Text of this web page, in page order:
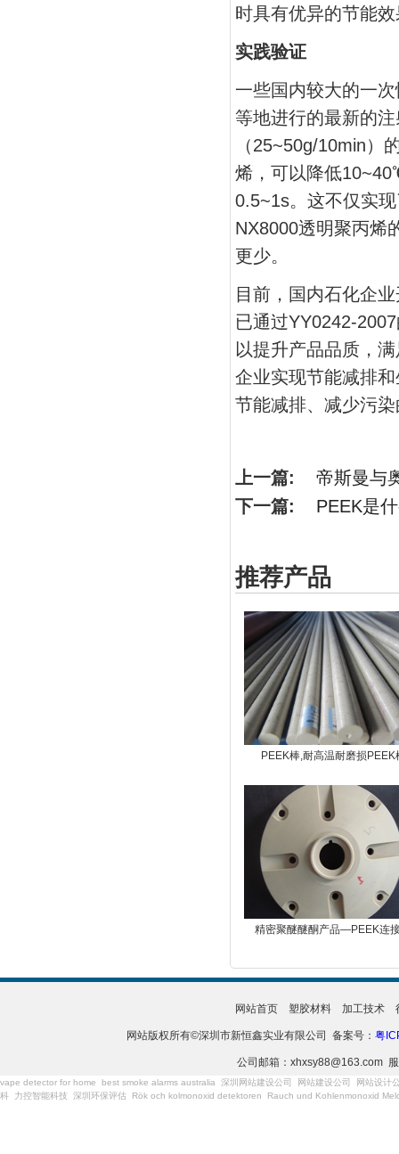
时具有优异的节能
实践验证
一些国内较大的一
等地进行的最新的
（25~50g/10min）
烯，可以降低
0.5~1s。这不仅实
NX8000透明聚丙烯
更少。
目前，国内石化企
已通过YY0242-
以提升产品品质，
企业实现节能减排
节能减排、减少污
上一篇: 帝斯曼与
下一篇: PEEK是
推荐产品
PEEK棒,耐高温耐磨损PEEK
精密聚醚醚酮产品—PEEK连
网站首页 塑胶材料 加工技术
网站版权所有©深圳市新恒鑫实业有限公司 备案号： 粤
公司邮箱：xhxsy88@163.com
vape detector for home best smoke alarms australia 深圳网站建设公司 网站建设公司
网站设计
科
力控智能科技 深圳环保评估 Rök och kolmonoxid detektoren Rauch und Kohlenmonoxid